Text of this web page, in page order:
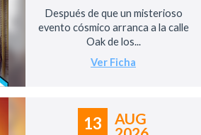
Después de que un misterioso
evento cósmico arranca a la calle
Oak de los...
Ver Ficha
13
AUG